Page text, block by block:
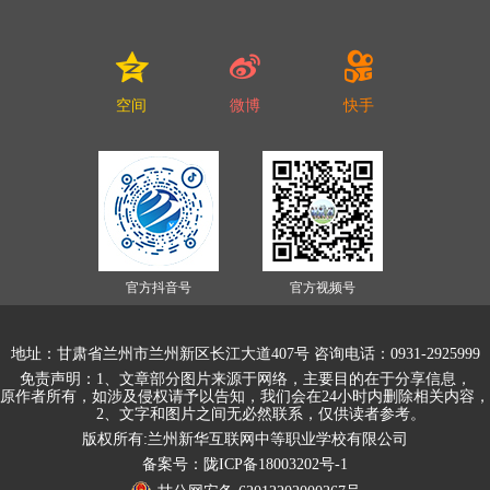
空间 微博 快手
官方抖音号 官方视频号
地址：甘肃省兰州市兰州新区长江大道407号 咨询电话：0931-2925999
免责声明：1、文章部分图片来源于网络，主要目的在于分享信息，
作者所有，如涉及侵权请予以告知，我们会在24小时内删除相关内容
2、文字和图片之间无必然联系，仅供读者参考。
版权所有:兰州新华互联网中等职业学校有限公司
备案号：陇ICP备18003202号-1